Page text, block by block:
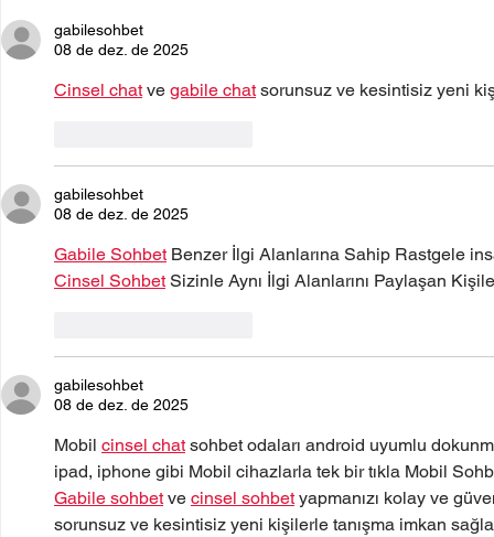
gabilesohbet
08 de dez. de 2025
Cinsel chat ve gabile chat sorunsuz ve kesintisiz yeni
gabilesohbet
08 de dez. de 2025
Gabile Sohbet Benzer İlgi Alanlarına Sahip Rastgele
Cinsel Sohbet Sizinle Aynı İlgi Alanlarını Paylaşan
gabilesohbet
08 de dez. de 2025
Mobil cinsel chat sohbet odaları android uyumlu
ipad, iphone gibi Mobil cihazlarla tek bir tıkla Mobil
Gabile sohbet ve cinsel sohbet yapmanızı kolay ve
sorunsuz ve kesintisiz yeni kişilerle tanışma imkan